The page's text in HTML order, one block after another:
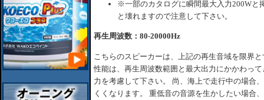
※一部のカタログに瞬間最大入力200Wと
と壊れますので注意して下さい。
再生周波数：80-20000Hz
こちらのスピーカーは、上記の再生音域を限界
性能は、再生周波数範囲と最大出力にかかわっ
力を考慮して下さい。 尚、海上で走行中の場合
くくなります。 重低音の音源を生かしたい場合